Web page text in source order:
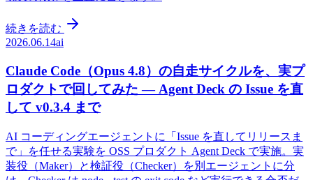
続きを読む
2026.06.14ai
Claude Code（Opus 4.8）の自走サイクルを、実プ
ロダクトで回してみた — Agent Deck の Issue を直
して v0.3.4 まで
AI コーディングエージェントに「Issue を直してリリースま
で」を任せる実験を OSS プロダクト Agent Deck で実施。実
装役（Maker）と検証役（Checker）を別エージェントに分